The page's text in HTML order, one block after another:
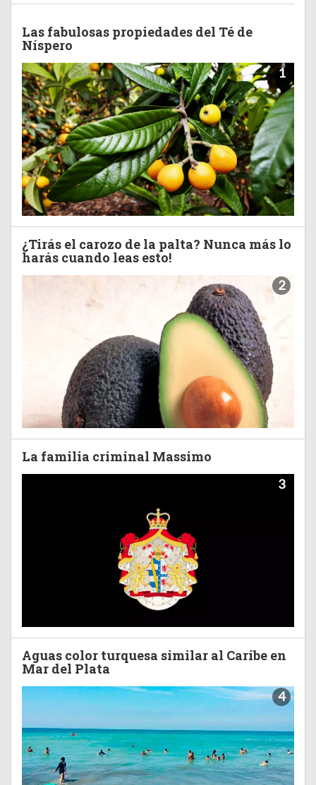
Las fabulosas propiedades del Té de
Níspero
1
¿Tirás el carozo de la palta? Nunca más lo
harás cuando leas esto!
2
La familia criminal Massimo
3
Aguas color turquesa similar al Caribe en
Mar del Plata
4